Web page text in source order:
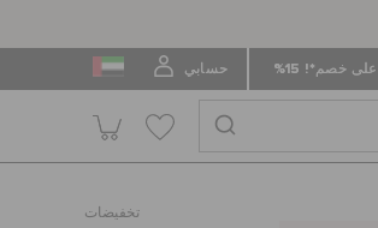
15% حسابي
تخفيضات